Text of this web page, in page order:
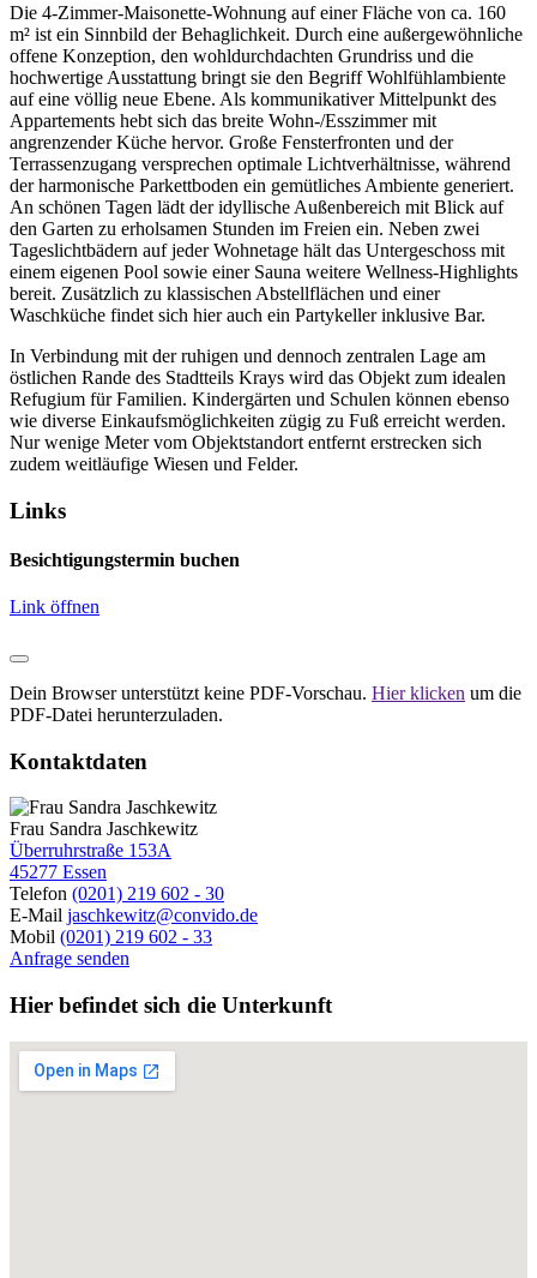
Die 4-Zimmer-Maisonette-Wohnung auf einer Fläche von ca. 160
m² ist ein Sinnbild der Behaglichkeit. Durch eine außergewöhnliche
offene Konzeption, den wohldurchdachten Grundriss und die
hochwertige Ausstattung bringt sie den Begriff Wohlfühlambiente
auf eine völlig neue Ebene. Als kommunikativer Mittelpunkt des
Appartements hebt sich das breite Wohn-/Esszimmer mit
angrenzender Küche hervor. Große Fensterfronten und der
Terrassenzugang versprechen optimale Lichtverhältnisse, während
der harmonische Parkettboden ein gemütliches Ambiente generiert.
An schönen Tagen lädt der idyllische Außenbereich mit Blick auf
den Garten zu erholsamen Stunden im Freien ein. Neben zwei
Tageslichtbädern auf jeder Wohnetage hält das Untergeschoss mit
einem eigenen Pool sowie einer Sauna weitere Wellness-Highlights
bereit. Zusätzlich zu klassischen Abstellflächen und einer
Waschküche findet sich hier auch ein Partykeller inklusive Bar.
In Verbindung mit der ruhigen und dennoch zentralen Lage am
östlichen Rande des Stadtteils Krays wird das Objekt zum idealen
Refugium für Familien. Kindergärten und Schulen können ebenso
wie diverse Einkaufsmöglichkeiten zügig zu Fuß erreicht werden.
Nur wenige Meter vom Objektstandort entfernt erstrecken sich
zudem weitläufige Wiesen und Felder.
Links
Besichtigungstermin buchen
Link öffnen
Dein Browser unterstützt keine PDF-Vorschau. Hier klicken um die
PDF-Datei herunterzuladen.
Kontaktdaten
Frau Sandra Jaschkewitz
Überruhrstraße 153A
45277 Essen
Telefon (0201) 219 602 - 30
E-Mail jaschkewitz@convido.de
Mobil (0201) 219 602 - 33
Anfrage senden
Hier befindet sich die Unterkunft